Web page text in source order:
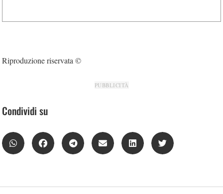
Riproduzione riservata ©
PUBBLICITÀ
Condividi su